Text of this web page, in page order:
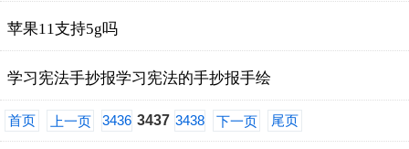
苹果11支持5g吗
学习宪法手抄报学习宪法的手抄报手绘
首页 上一页 3436 3437 3438 下一页 尾页